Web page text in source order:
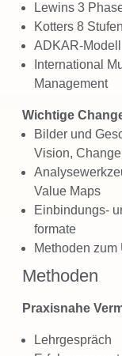
Lewins 3
Kotters 8
ADKAR-Modell
International
Management
Wichtige
Bilder und
Vision,
Value Maps
Einbindungs-
formate
Methoden
Methoden
Praxisnahe
Lehrgespräch